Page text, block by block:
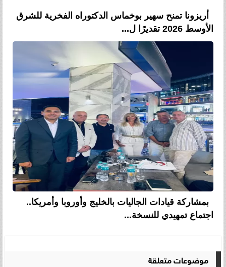
أريزونا تمنح سهير بوخماس الدكتوراه الفخرية للشرق
الأوسط 2026 تقديرًا ل...
بمشاركة قيادات الجاليات بالخليج وأوروبا وأمريكا..
اجتماع تمهيدي للنسخة...
موضوعات متعلقة